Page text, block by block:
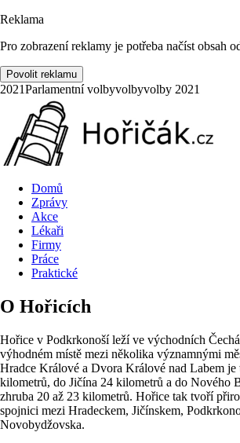
Reklama
Pro zobrazení reklamy je potřeba načíst obsah
Povolit reklamu
2021Parlamentní volbyvolbyvolby 2021
Domů
Zprávy
Akce
Lékaři
Firmy
Práce
Praktické
O Hořicích
Hořice v Podkrkonoší leží ve východních
výhodném místě mezi několika významnými
Hradce Králové a Dvora Králové nad Labem
kilometrů, do Jičína 24 kilometrů a do Nového
zhruba 20 až 23 kilometrů. Hořice tak tvoří
spojnici mezi Hradeckem, Jičínskem,
Novobydžovska.